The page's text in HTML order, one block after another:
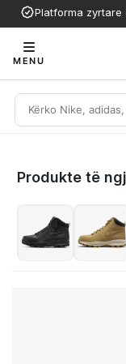
Platforma zyrtare
MENU
Produkte të